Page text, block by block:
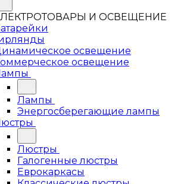
И ОСВЕЩЕНИЕ
освещение
освещение
Лампы
Энергосберегающие лампы
Люстры
Галогенные люстры
Еврокаркасы